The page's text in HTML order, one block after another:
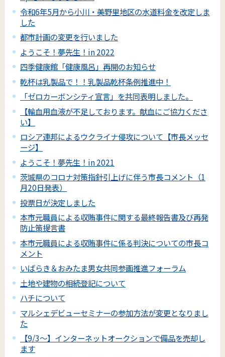
令和6年5月から小川・美野里地区の水道料金を改定しま
した
都市計画の変更を行いました
ようこそ！夢先生！in 2022
四季健康館「健康風呂」再開のお知らせ
乾杯は乳製品で！！乳製品乾杯条例推進中！
「ゼロカーボンシティ宣言」を共同表明しました。
【輸血用血液が不足しております。献血にご協力くださ
い】
ロシア連邦によるウクライナ侵攻について【市長メッセ
ージ】
ようこそ！夢先生！in 2021
茨城県のコロナ対策指針引上げに伴う市長コメント（1
月20日発表）
投票日が決定しました
本市元職員による収賄事件に関する最終報告書及び再発
防止策提言書
本市元職員による収賄事件に係る判決についての市長コ
メント
いばらき＆おみたま男女共同参画推進フォーラム
土地や建物の相続登記について
ハチについて
マルシェデビューセミナーの参加方法が変更となりまし
た
【9/3～】インターネットオークションで備品を売却し
ます